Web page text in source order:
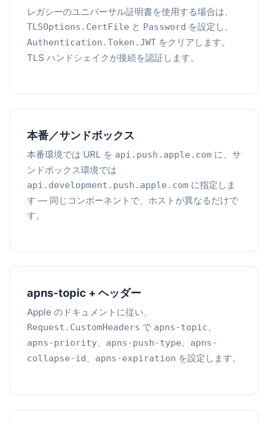
レガシーのユニバーサル証明書を使用する場合は、
TLSOptions.CertFile と Password を設定し、
Authentication.Token.JWT をクリアします。
TLS ハンドシェイクが接続を認証します。
本番／サンドボックス
本番環境では URL を api.push.apple.com に、サ
ンドボックス環境では
api.development.push.apple.com に指定しま
す — 同じコンポーネントで、ホストが異なるだけで
す。
apns-topic + ヘッダー
Apple のドキュメントに従い、
Request.CustomHeaders で apns-topic、
apns-priority、 apns-push-type、 apns-
collapse-id、 apns-expiration を設定します。